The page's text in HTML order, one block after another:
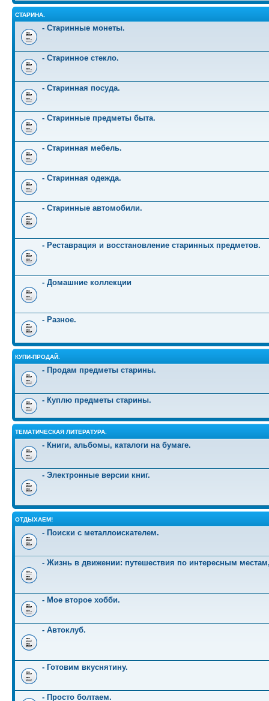
СТАРИНА.
- Старинные монеты.
- Старинное стекло.
- Старинная посуда.
- Старинные предметы быта.
- Старинная мебель.
- Старинная одежда.
- Старинные автомобили.
- Реставрация и восстановление старинных предметов.
- Домашние коллекции
- Разное.
КУПИ-ПРОДАЙ.
- Продам предметы старины.
- Куплю предметы старины.
ТЕМАТИЧЕСКАЯ ЛИТЕРАТУРА.
- Книги, альбомы, каталоги на бумаге.
- Электронные версии книг.
ОТДЫХАЕМ!
- Поиски с металлоискателем.
- Жизнь в движении: путешествия по интересным
- Мое второе хобби.
- Автоклуб.
- Готовим вкуснятину.
- Просто болтаем.